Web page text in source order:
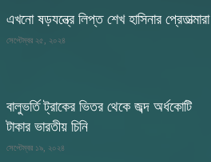
এখনো ষড়যন্ত্রে লিপ্ত শেখ হাসিনার প্রেতাত্মারা
সেপ্টেম্বর ২৫, ২০২৪
বালুভর্তি ট্রাকের ভিতর থেকে জব্দ অর্ধকোটি
টাকার ভারতীয় চিনি
সেপ্টেম্বর ১৯, ২০২৪